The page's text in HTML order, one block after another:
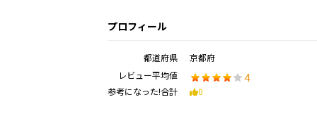
プロフィール
都道府県
京都府
レビュー平均値
4
参考になった!合計 0